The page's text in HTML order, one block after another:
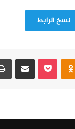
نسخ الرابط
مشاركة عبر البريد